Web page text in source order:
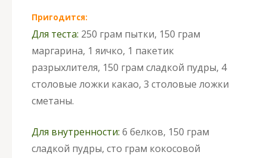
Пригодится:
Для теста: 250 грам пытки, 150 грам
маргарина, 1 яичко, 1 пакетик
разрыхлителя, 150 грам сладкой пудры, 4
столовые ложки какао, 3 столовые ложки
сметаны.
Для внутренности: 6 белков, 150 грам
сладкой пудры, сто грам кокосовой